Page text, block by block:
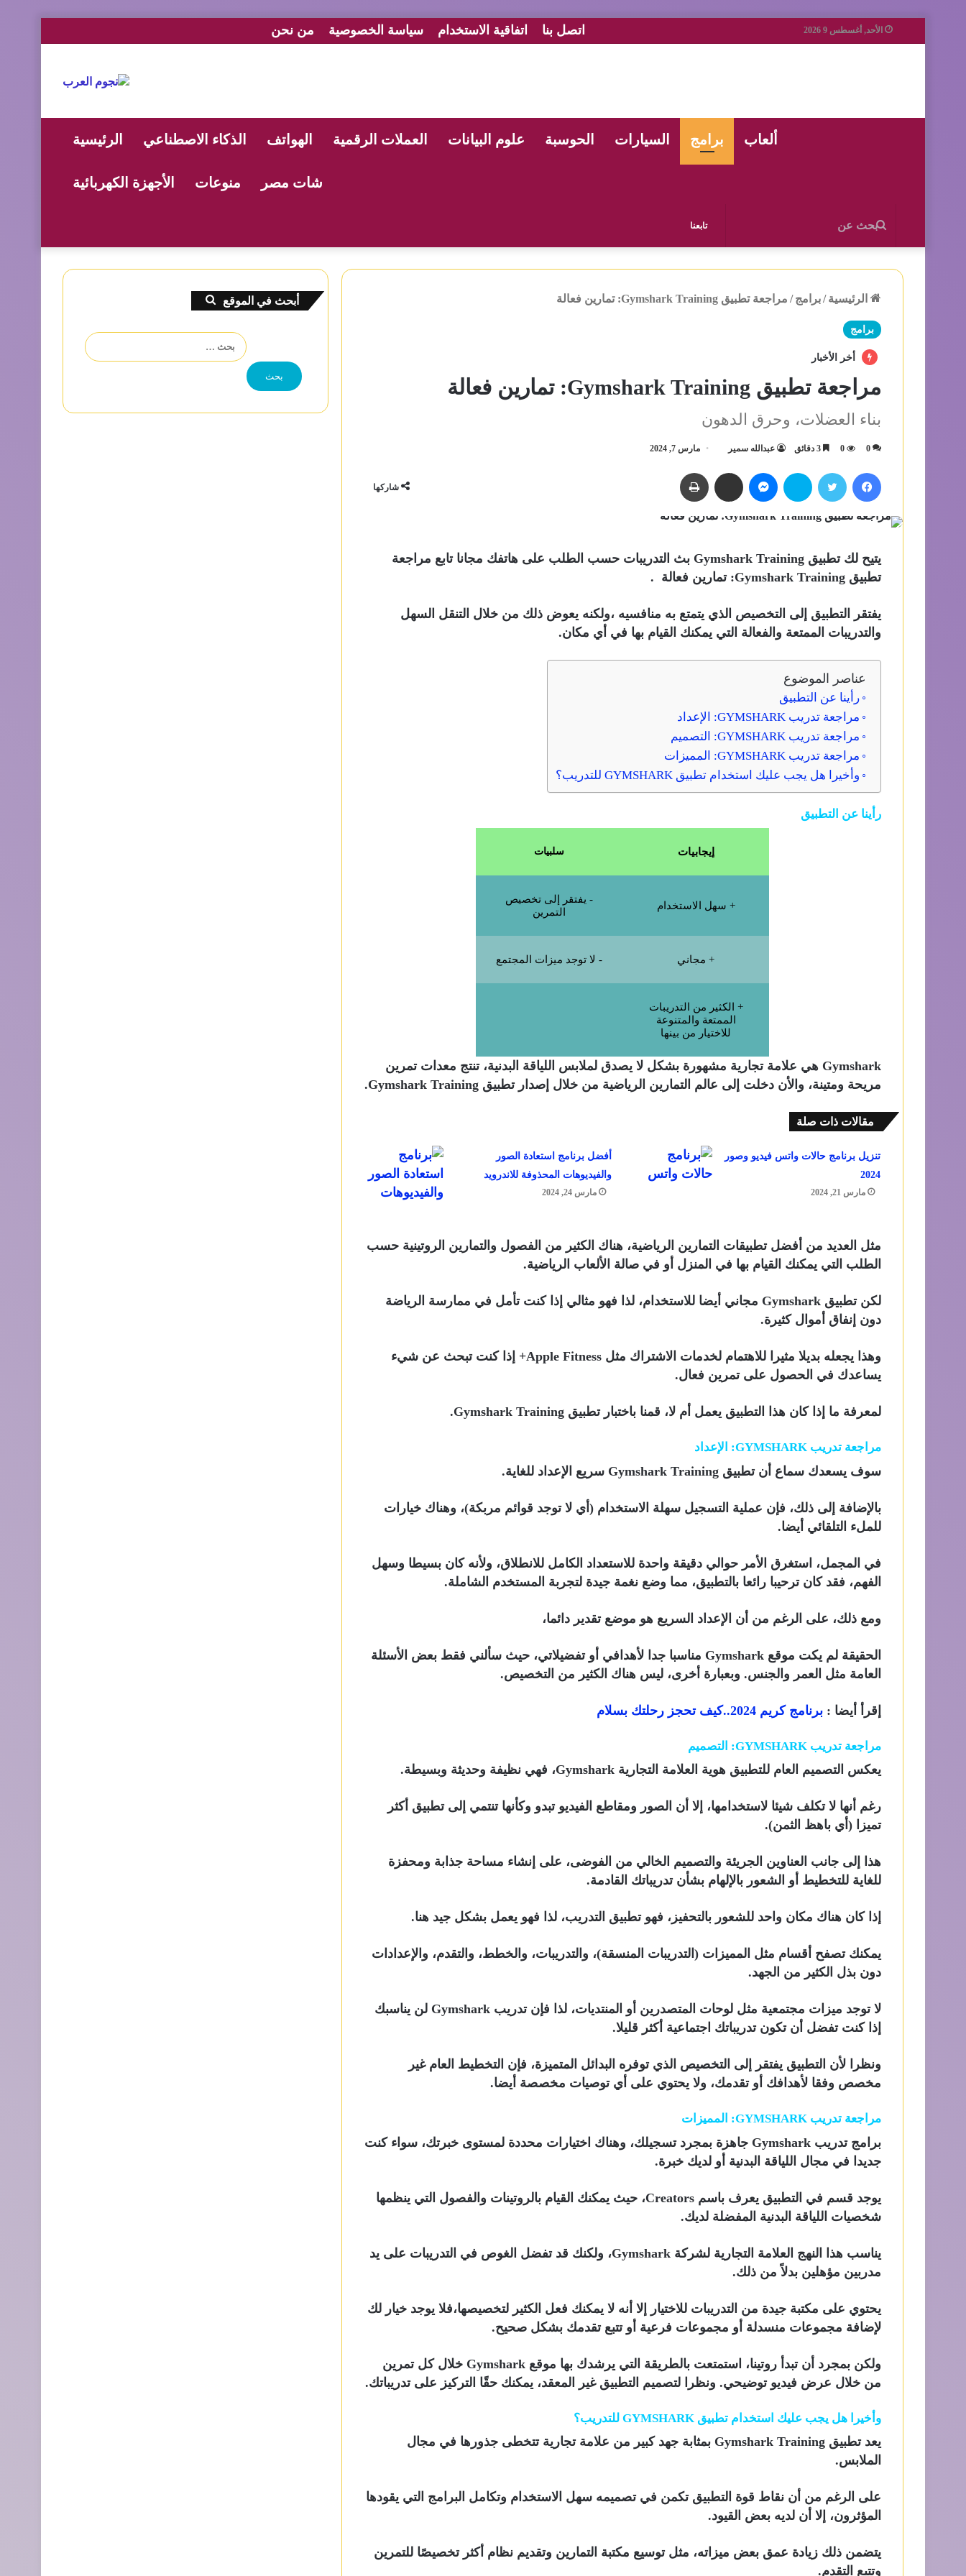
الأحد, أغسطس 9 2026 من نحن سياسة الخصوصية اتفاقية الاستخدام اتصل بنا
الرئيسية الذكاء الاصطناعي الهواتف العملات الرقمية علوم البيانات الحوسبة السيارات برامج ألعاب
الأجهزة الكهربائية منوعات شات مصر
بحث
عن
تابعنا
الرئيسية /برامج / مراجعة تطبيق Gymshark Training: تمارين فعالة
برامج
أخر الأخبار
مراجعة تطبيق Gymshark Training: تمارين فعالة
بناء العضلات، وحرق الدهون
عبدالله سمير مارس 7, 2024 0
0
شاركها
فيسبوك تويتر سكايب ماسنجر مشاركة عبر البريد طباعة
يتيح لك تطبيق Gymshark Training بث التدريبات حسب الطلب على هاتفك مجانا تابع مراجعة
تطبيق Gymshark Training: تمارين فعالة .
يفتقر التطبيق إلى التخصيص الذي يتمتع به منافسيه ،ولكنه يعوض ذلك من خلال التنقل السهل
والتدريبات الممتعة والفعالة التي يمكنك القيام بها في أي مكان.
عناصر الموضوع
رأينا عن التطبيق
مراجعة تدريب GYMSHARK: الإعداد
مراجعة تدريب GYMSHARK: التصميم
مراجعة تدريب GYMSHARK: المميزات
وأخيرا هل يجب عليك استخدام تطبيق GYMSHARK للتدريب؟
رأينا عن التطبيق
إيجابيات سلبيات
+ سهل الاستخدام
- يفتقر إلى تخصيص
التمرين
+ مجاني - لا توجد ميزات المجتمع
+ الكثير من التدريبات
الممتعة والمتنوعة
للاختيار من بينها
Gymshark هي علامة تجارية مشهورة بشكل لا يصدق لملابس اللياقة البدنية، تنتج معدات تمرين
مريحة ومتينة، والأن دخلت إلى عالم التمارين الرياضية من خلال إصدار تطبيق Gymshark Training.
مقالات ذات صلة
أفضل برنامج استعادة الصور
والفيديوهات المحذوفة للاندرويد
مارس 24, 2024
تنزيل برنامج حالات واتس فيديو وصور
2024
مارس 21, 2024
مثل العديد من أفضل تطبيقات التمارين الرياضية، هناك الكثير من الفصول والتمارين الروتينية حسب
الطلب التي يمكنك القيام بها في المنزل أو في صالة الألعاب الرياضية.
لكن تطبيق Gymshark مجاني أيضا للاستخدام، لذا فهو مثالي إذا كنت تأمل في ممارسة الرياضة
دون إنفاق أموال كثيرة.
وهذا يجعله بديلا مثيرا للاهتمام لخدمات الاشتراك مثل Apple Fitness+ إذا كنت تبحث عن شيء
يساعدك في الحصول على تمرين فعال.
لمعرفة ما إذا كان هذا التطبيق يعمل أم لا، قمنا باختبار تطبيق Gymshark Training.
مراجعة تدريب GYMSHARK: الإعداد
سوف يسعدك سماع أن تطبيق Gymshark Training سريع الإعداد للغاية.
بالإضافة إلى ذلك، فإن عملية التسجيل سهلة الاستخدام (أي لا توجد قوائم مربكة)، وهناك خيارات
للملء التلقائي أيضا.
في المجمل، استغرق الأمر حوالي دقيقة واحدة للاستعداد الكامل للانطلاق، ولأنه كان بسيطا وسهل
الفهم، فقد كان ترحيبا رائعا بالتطبيق، مما وضع نغمة جيدة لتجربة المستخدم الشاملة.
ومع ذلك، على الرغم من أن الإعداد السريع هو موضع تقدير دائما،
الحقيقة لم يكت موقع Gymshark مناسبا جدا لأهدافي أو تفضيلاتي، حيث سألني فقط بعض الأسئلة
العامة مثل العمر والجنس. وبعبارة أخرى، ليس هناك الكثير من التخصيص.
إقرأ أيضا : برنامج كريم 2024..كيف تحجز رحلتك بسلام
مراجعة تدريب GYMSHARK: التصميم
يعكس التصميم العام للتطبيق هوية العلامة التجارية Gymshark، فهي نظيفة وحديثة وبسيطة.
رغم أنها لا تكلف شيئا لاستخدامها، إلا أن الصور ومقاطع الفيديو تبدو وكأنها تنتمي إلى تطبيق أكثر
تميزا (أي باهظ الثمن).
هذا إلى جانب العناوين الجريئة والتصميم الخالي من الفوضى، على إنشاء مساحة جذابة ومحفزة
للغاية للتخطيط أو الشعور بالإلهام بشأن تدريباتك القادمة.
إذا كان هناك مكان واحد للشعور بالتحفيز، فهو تطبيق التدريب، لذا فهو يعمل بشكل جيد هنا.
يمكنك تصفح أقسام مثل المميزات (التدريبات المنسقة)، والتدريبات، والخطط، والتقدم، والإعدادات
دون بذل الكثير من الجهد.
لا توجد ميزات مجتمعية مثل لوحات المتصدرين أو المنتديات، لذا فإن تدريب Gymshark لن يناسبك
إذا كنت تفضل أن تكون تدريباتك اجتماعية أكثر قليلا.
ونظرا لأن التطبيق يفتقر إلى التخصيص الذي توفره البدائل المتميزة، فإن التخطيط العام غير
مخصص وفقا لأهدافك أو تقدمك، ولا يحتوي على أي توصيات مخصصة أيضا.
مراجعة تدريب GYMSHARK: المميزات
برامج تدريب Gymshark جاهزة بمجرد تسجيلك، وهناك اختيارات محددة لمستوى خبرتك، سواء كنت
جديدا في مجال اللياقة البدنية أو لديك خبرة.
يوجد قسم في التطبيق يعرف باسم Creators، حيث يمكنك القيام بالروتينات والفصول التي ينظمها
شخصيات اللياقة البدنية المفضلة لديك.
يناسب هذا النهج العلامة التجارية لشركة Gymshark، ولكنك قد تفضل الغوص في التدريبات على يد
مدربين مؤهلين بدلاً من ذلك.
يحتوي على مكتبة جيدة من التدريبات للاختيار إلا أنه لا يمكنك فعل الكثير لتخصيصها،فلا يوجد خيار لك
لإضافة مجموعات منسدلة أو مجموعات فرعية أو تتبع تقدمك بشكل صحيح.
ولكن بمجرد أن تبدأ روتينا، استمتعت بالطريقة التي يرشدك بها موقع Gymshark خلال كل تمرين
من خلال عرض فيديو توضيحي. ونظرا لتصميم التطبيق غير المعقد، يمكنك حقًا التركيز على تدريباتك.
وأخيرا هل يجب عليك استخدام تطبيق GYMSHARK للتدريب؟
يعد تطبيق Gymshark Training بمثابة جهد كبير من علامة تجارية تتخطى جذورها في مجال
الملابس.
على الرغم من أن نقاط قوة التطبيق تكمن في تصميمه سهل الاستخدام وتكامل البرامج التي يقودها
المؤثرون، إلا أن لديه بعض القيود.
يتضمن ذلك زيادة عمق بعض ميزاته، مثل توسيع مكتبة التمارين وتقديم نظام أكثر تخصيصًا للتمرين
وتتبع التقدم.
أبحث في الموقع